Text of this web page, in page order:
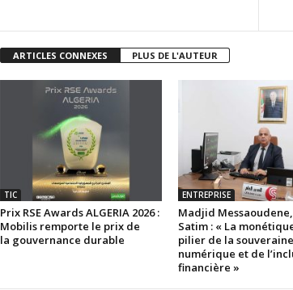
ARTICLES CONNEXES PLUS DE L'AUTEUR
TIC
Prix RSE Awards ALGERIA 2026 :
Mobilis remporte le prix de
la gouvernance durable
ENTREPRISE
Madjid
Satim : « La
pilier de la
numérique et de
financière »